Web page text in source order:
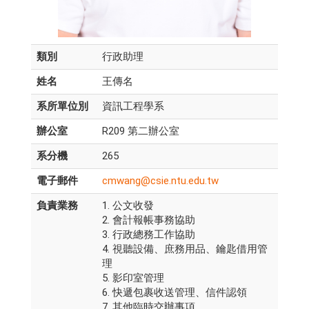
類別
行政助理
姓名
王傳名
系所單位別
資訊工程學系
辦公室
R209 第二辦公室
系分機
265
電子郵件
cmwang@csie.ntu.edu.tw
負責業務
1. 公文收發
2. 會計報帳事務協助
3. 行政總務工作協助
4. 視聽設備、庶務用品、鑰匙借用管
理
5. 影印室管理
6. 快遞包裹收送管理、信件認領